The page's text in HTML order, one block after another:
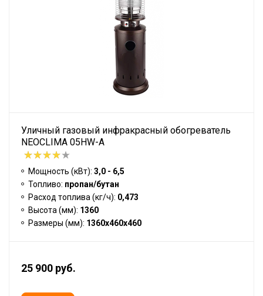
Уличный газовый инфракрасный обогреватель
NEOCLIMA 05HW-A
Мощность (кВт): 3,0 - 6,5
Топливо: пропан/бутан
Расход топлива (кг/ч): 0,473
Высота (мм): 1360
Размеры (мм): 1360х460х460
25 900 руб.